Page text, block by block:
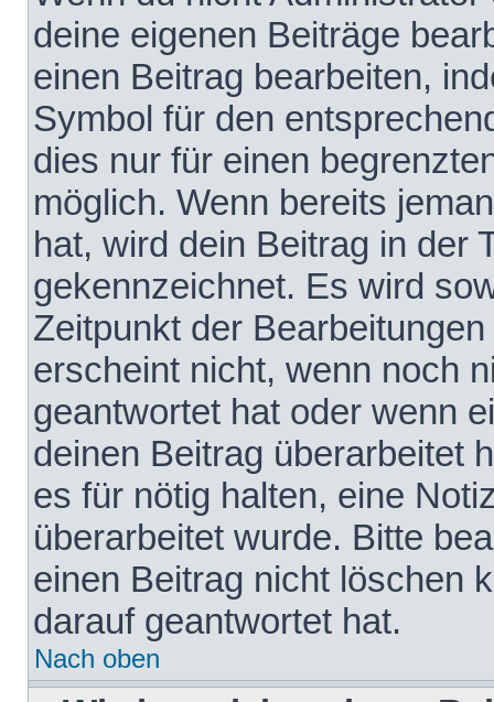
deine eigenen Beiträge
einen Beitrag bearbeiten,
Symbol für den
dies nur für einen
möglich. Wenn bereits
hat, wird dein Beitrag in der
gekennzeichnet. Es wird
Zeitpunkt der
erscheint nicht, wenn noch
geantwortet hat oder wenn
deinen Beitrag überarbeitet
es für nötig halten, eine
überarbeitet wurde. Bitte
einen Beitrag nicht löschen
darauf geantwortet hat.
Nach oben